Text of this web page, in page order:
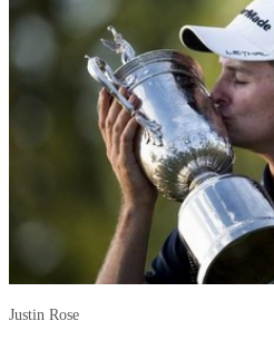
Justin Rose